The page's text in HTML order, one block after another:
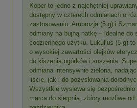
Koper to jedno z najchętniej
dostępny w czterech odmianach o
zastosowaniu. Ambrozja (5 g) i
odmiany na bujną natkę – idealne do
codziennego użytku. Lukullus (5 g)
o wysokiej zawartości olejków
do kiszenia ogórków i suszenia.
odmiana intensywnie zielona,
liście, jak i do pozyskiwania
Wszystkie wysiewa się bezpośrednio
marca do sierpnia, zbiory możliwe od